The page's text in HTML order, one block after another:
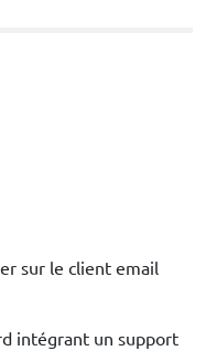
sur le client email
intégrant un support